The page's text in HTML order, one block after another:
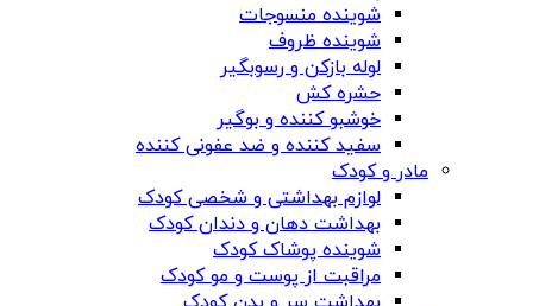
شوینده منسوجات
شوینده ظروف
لوله بازکن و رسوبگیر
حشره کش
خوشبو کننده و بوگیر
سفید کننده و ضد عفونی کننده
مادر و کودک
لوازم بهداشتی و شخصی کودک
بهداشت دهان و دندان کودک
شوینده پوشاک کودک
مراقبت از پوست و مو کودک